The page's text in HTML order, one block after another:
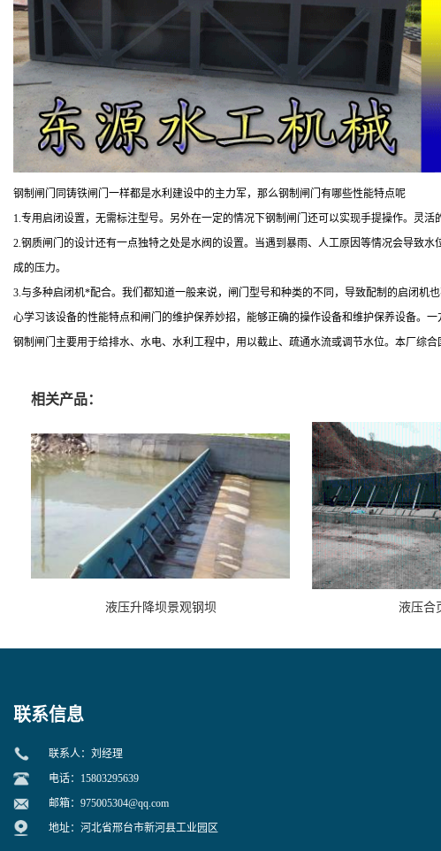
钢制闸门同铸铁闸门一样都是水利建设中的主力军，那么钢制闸门有哪些性能特点呢
1.专用启闭设置，无需标注型号。另外在一定的情况下钢制闸门还可以实现手提操作。灵活
2.钢质闸门的设计还有一点独特之处是水阀的设置。当遇到暴雨、人工原因等情况会导致
成的压力。
3.与多种启闭机*配合。我们都知道一般来说，闸门型号和种类的不同，导致配制的启闭
心学习该设备的性能特点和闸门的维护保养妙招，能够正确的操作设备和维护保养设备。
钢制闸门主要用于给排水、水电、水利工程中，用以截止、疏通水流或调节水位。本厂综
相关产品：
液压升降坝景观钢坝 液压合
联系信息
联系人：刘经理
电话：15803295639
邮箱： 975005304@qq.com
地址：河北省邢台市新河县工业园区